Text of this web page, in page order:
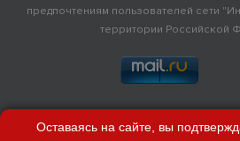
предпочтениям пользователей сети
территории Российской
Оставаясь на сайте, вы